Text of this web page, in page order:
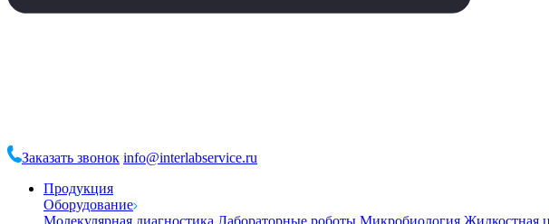
Заказать звонок info@interlabservice.ru
Продукция
Оборудование
Молекулярная диагностика Лабораторные роботы Микробиология Жидкостная